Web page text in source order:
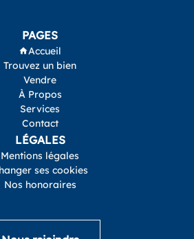
PAGES
Accueil
Trouvez un bien
Vendre
À Propos
Services
Contact
LÉGALES
Mentions légales
ses cookies
Nos honoraires